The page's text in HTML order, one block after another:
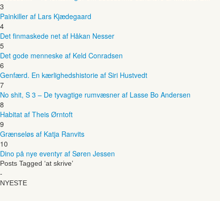
3
Painkiller af Lars Kjædegaard
4
Det finmaskede net af Håkan Nesser
5
Det gode menneske af Keld Conradsen
6
Genfærd. En kærlighedshistorie af Siri Hustvedt
7
No shit, S 3 – De tyvagtige rumvæsner af Lasse Bo Andersen
8
Habitat af Theis Ørntoft
9
Grænseløs af Katja Ranvits
10
Dino på nye eventyr af Søren Jessen
Posts Tagged ‘at skrive’
-
NYESTE